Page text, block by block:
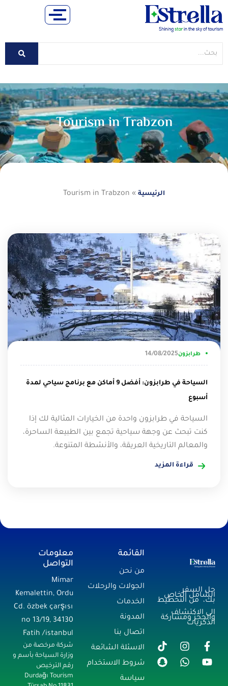
Tourism in Trabzon
الرئيسية »
Tourism in Trabzon
طرابزون14/08/2025
السياحة في طرابزون: أفضل 9 أماكن مع برنامج سياحي لمدة
أسبوع
السياحة في طرابزون واحدة من الخيارات المثالية لك إذا
كنت تبحث عن وجهة سياحية تجمع بين الطبيعة الساحرة،
والمعالم التاريخية العريقة، والأنشطة المتنوعة.
قراءة المزيد
حل السفر
الشامل الخاص
بك، من التخطيط
إلى الاكتشاف
والحجز ومشاركة
الذكريات
القائمة
من نحن
الجولات والرحلات
الخدمات
المدونة
اتصال بنا
الاسئلة الشائعة
شروط الاستخدام
سياسة
معلومات
التواصل
Mimar
Kemalettin, Ordu
Cd. özbek çarşısı
no 13/19, 34130
Fatih /istanbul
شركة مرخصة من
وزارة السياحة بأسم و
رقم الترخيص
Durdağı Tourism